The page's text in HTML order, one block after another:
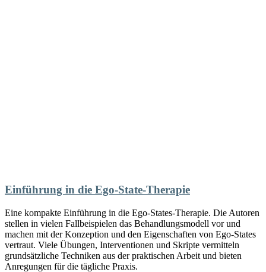
Einführung in die Ego-State-Therapie
Eine kompakte Einführung in die Ego-States-Therapie. Die Autoren
stellen in vielen Fallbeispielen das Behandlungsmodell vor und
machen mit der Konzeption und den Eigenschaften von Ego-States
vertraut. Viele Übungen, Interventionen und Skripte vermitteln
grundsätzliche Techniken aus der praktischen Arbeit und bieten
Anregungen für die tägliche Praxis.